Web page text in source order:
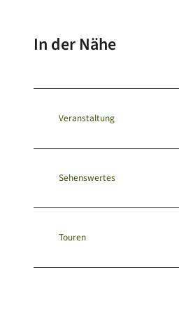
In der Nähe
Veranstaltung
Sehenswertes
Touren